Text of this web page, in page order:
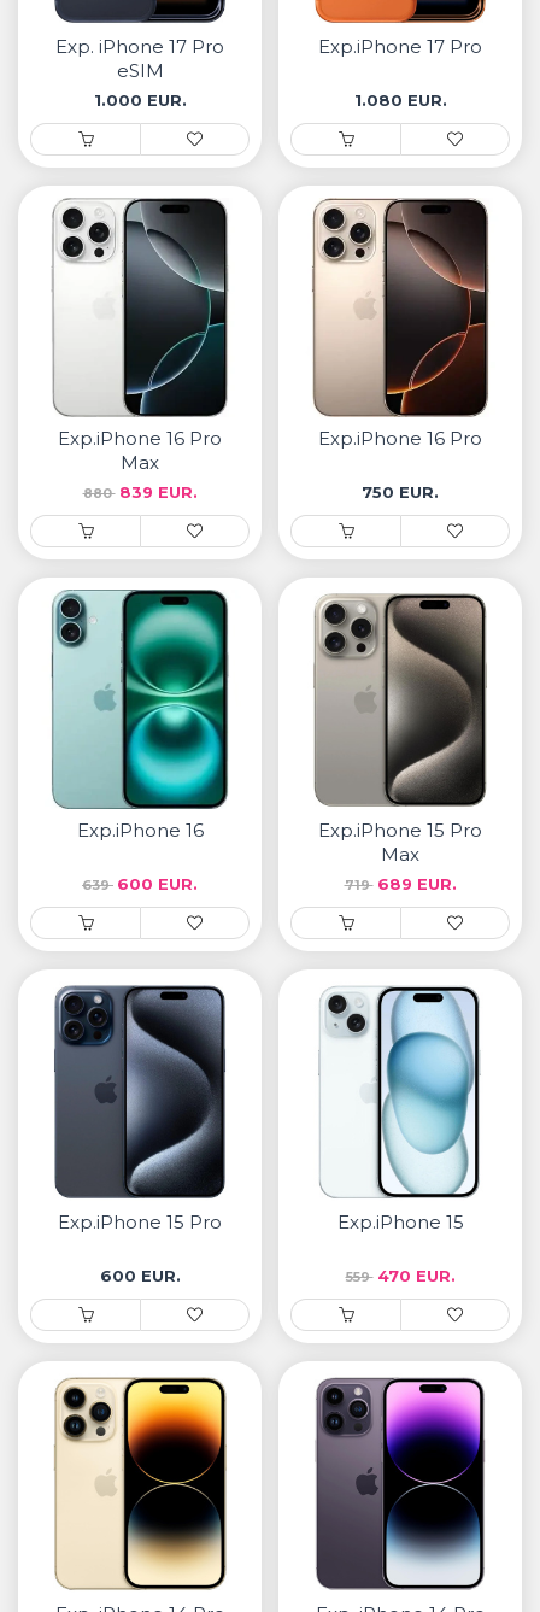
Exp. iPhone 17 Pro
eSIM
1.000 EUR.
Exp.iPhone 17 Pro
1.080 EUR.
Exp.iPhone 16 Pro
Max
880 839 EUR.
Exp.iPhone 16 Pro
750 EUR.
Exp.iPhone 16
639 600 EUR.
Exp.iPhone 15 Pro
Max
719 689 EUR.
Exp.iPhone 15 Pro
600 EUR.
Exp.iPhone 15
559 470 EUR.
• Xiaomi
РЕМЕНИ ЗА ЧАСОВНИК
• Apple watch
• Galaxy watch
• Xiaomi
• Останато
ПРОЕКТОРИ